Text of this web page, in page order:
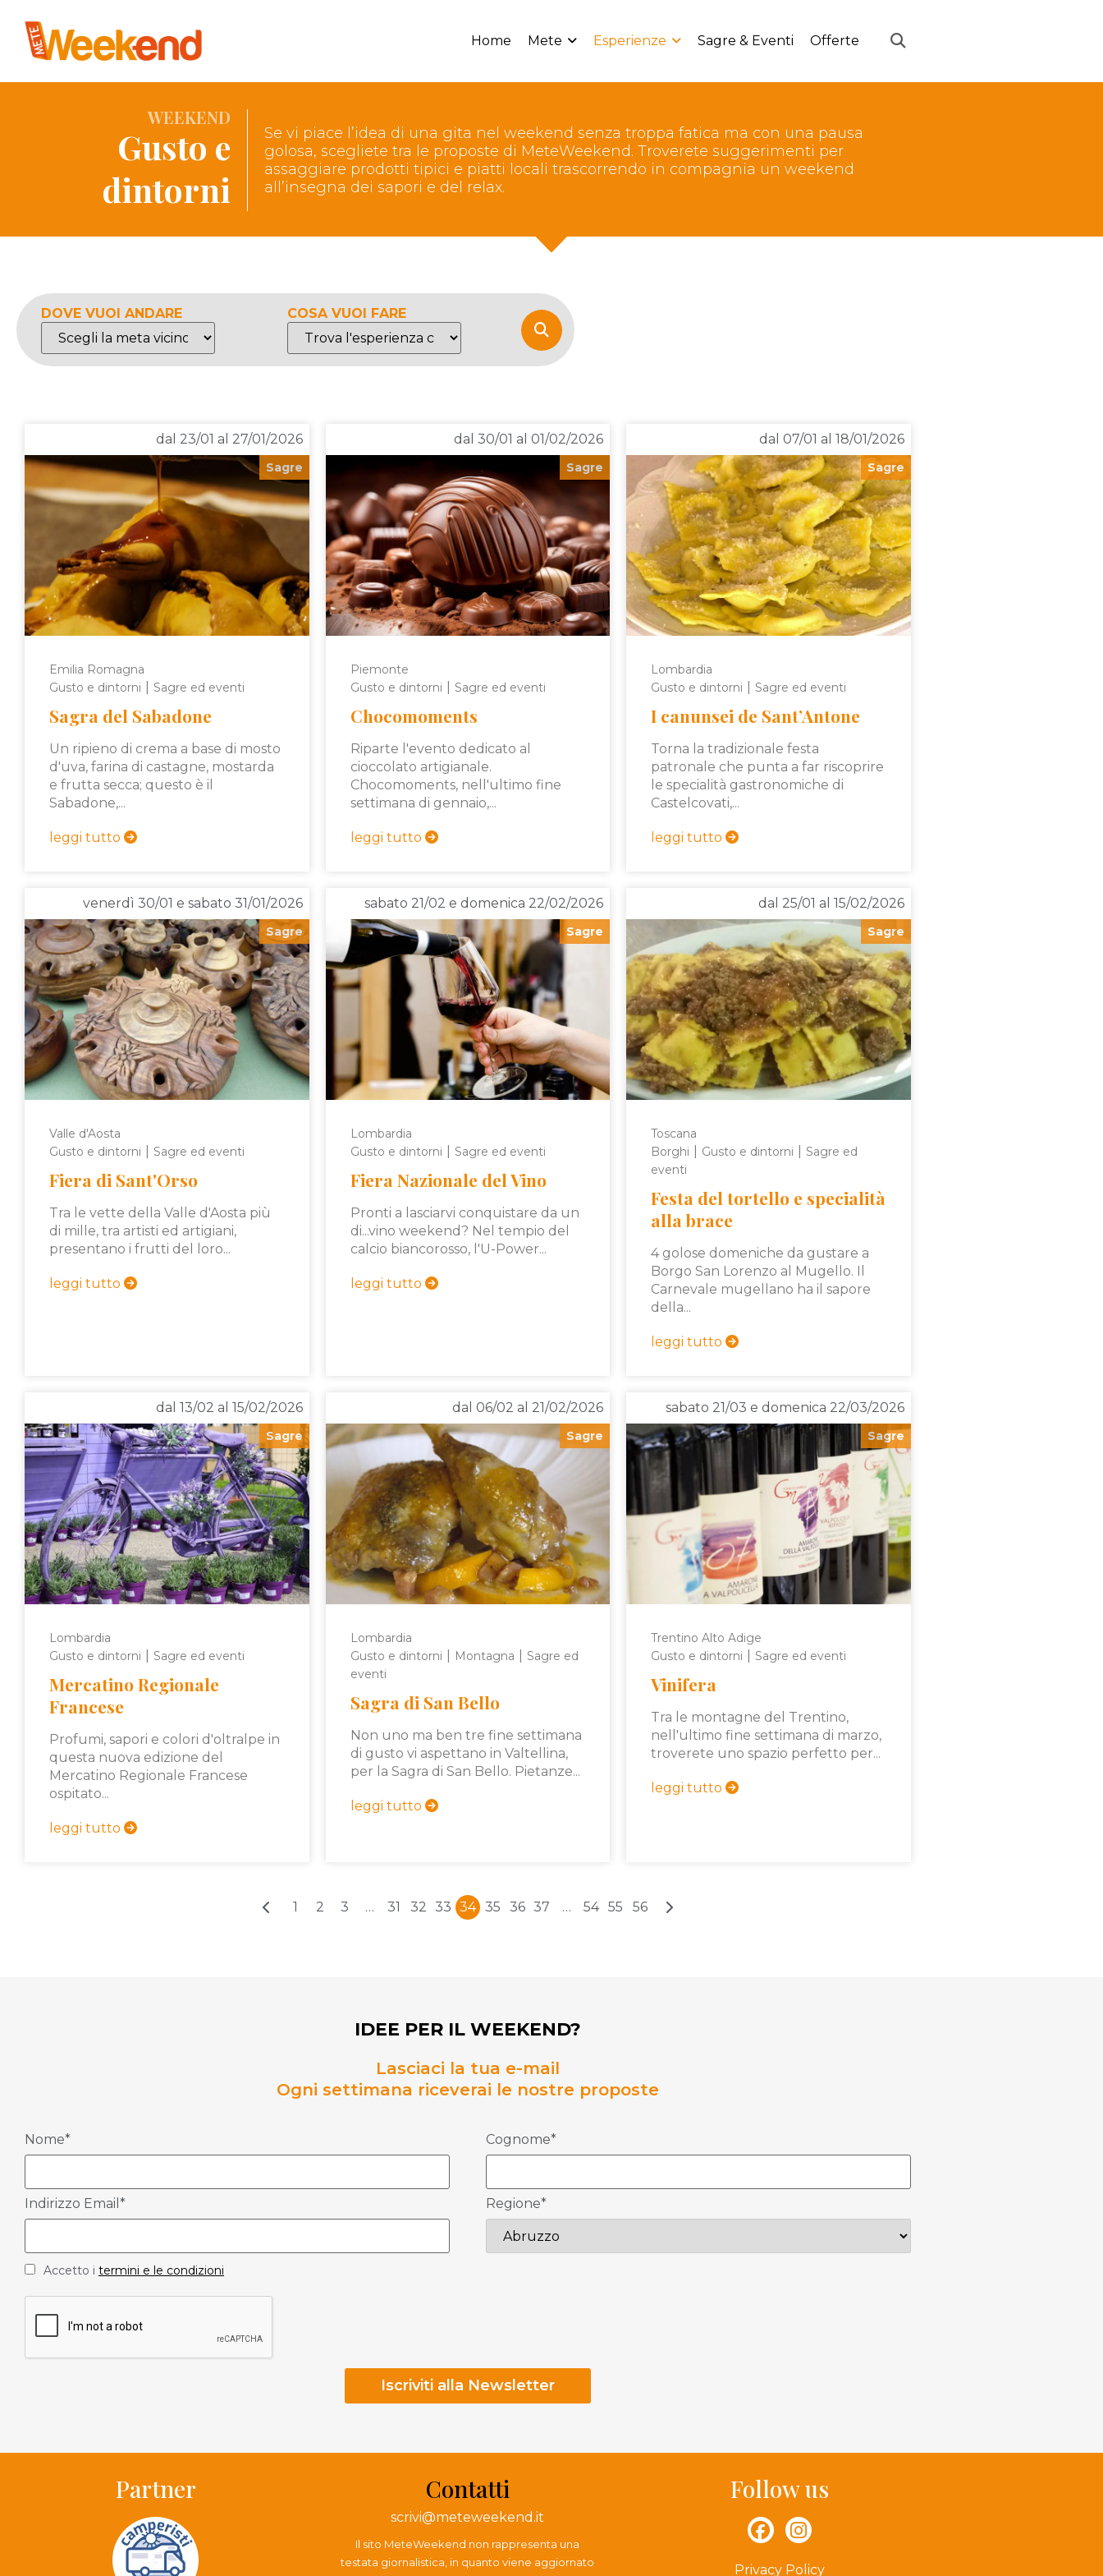
Home Mete Esperienze Sagre & Eventi Offerte
WEEKEND
Gusto e
dintorni
Se vi piace l’idea di una gita nel weekend senza troppa fatica ma con una pausa
golosa, scegliete tra le proposte di MeteWeekend. Troverete suggerimenti per
assaggiare prodotti tipici e piatti locali trascorrendo in compagnia un weekend
all’insegna dei sapori e del relax.
DOVE VUOI ANDARE
COSA VUOI FARE

dal 23/01 al 27/01/2026
Sagre
Emilia Romagna
Gusto e dintorni
Sagre ed eventi
Sagra del Sabadone
Un ripieno di crema a base di mosto
d'uva, farina di castagne, mostarda
e frutta secca; questo è il
Sabadone,...
leggi tutto
dal 30/01 al 01/02/2026
Sagre
Piemonte
Gusto e dintorni
Sagre ed eventi
Chocomoments
Riparte l'evento dedicato al
cioccolato artigianale.
Chocomoments, nell'ultimo fine
settimana di gennaio,...
leggi tutto
dal 07/01 al 18/01/2026
Sagre
Lombardia
Gusto e dintorni
Sagre ed eventi
I canunsei de Sant’Antone
Torna la tradizionale festa
patronale che punta a far riscoprire
le specialità gastronomiche di
Castelcovati,...
leggi tutto
venerdì 30/01 e sabato 31/01/2026
Sagre
Valle d'Aosta
Gusto e dintorni
Sagre ed eventi
Fiera di Sant'Orso
Tra le vette della Valle d'Aosta più
di mille, tra artisti ed artigiani,
presentano i frutti del loro...
leggi tutto
sabato 21/02 e domenica 22/02/2026
Sagre
Lombardia
Gusto e dintorni
Sagre ed eventi
Fiera Nazionale del Vino
Pronti a lasciarvi conquistare da un
di...vino weekend? Nel tempio del
calcio biancorosso, l'U-Power...
leggi tutto
dal 25/01 al 15/02/2026
Sagre
Toscana
Borghi
Gusto e dintorni
Sagre ed
eventi
Festa del tortello e specialità
alla brace
4 golose domeniche da gustare a
Borgo San Lorenzo al Mugello. Il
Carnevale mugellano ha il sapore
della...
leggi tutto
dal 13/02 al 15/02/2026
Sagre
Lombardia
Gusto e dintorni
Sagre ed eventi
Mercatino Regionale
Francese
Profumi, sapori e colori d'oltralpe in
questa nuova edizione del
Mercatino Regionale Francese
ospitato...
leggi tutto
dal 06/02 al 21/02/2026
Sagre
Lombardia
Gusto e dintorni
Montagna
Sagre ed
eventi
Sagra di San Bello
Non uno ma ben tre fine settimana
di gusto vi aspettano in Valtellina,
per la Sagra di San Bello. Pietanze...
leggi tutto
sabato 21/03 e domenica 22/03/2026
Sagre
Trentino Alto Adige
Gusto e dintorni
Sagre ed eventi
Vinifera
Tra le montagne del Trentino,
nell'ultimo fine settimana di marzo,
troverete uno spazio perfetto per...
leggi tutto
1 2 3 … 31 32 33 34 35 36 37 … 54 55 56
IDEE PER IL WEEKEND?
Lasciaci la tua e-mail
Ogni settimana riceverai le nostre proposte
Nome* Cognome*
Indirizzo Email* Regione*
Accetto i termini e le condizioni
Partner Contatti
scrivi@meteweekend.it
Il sito MeteWeekend non rappresenta una
testata giornalistica, in quanto viene aggiornato
Follow us
Privacy Policy